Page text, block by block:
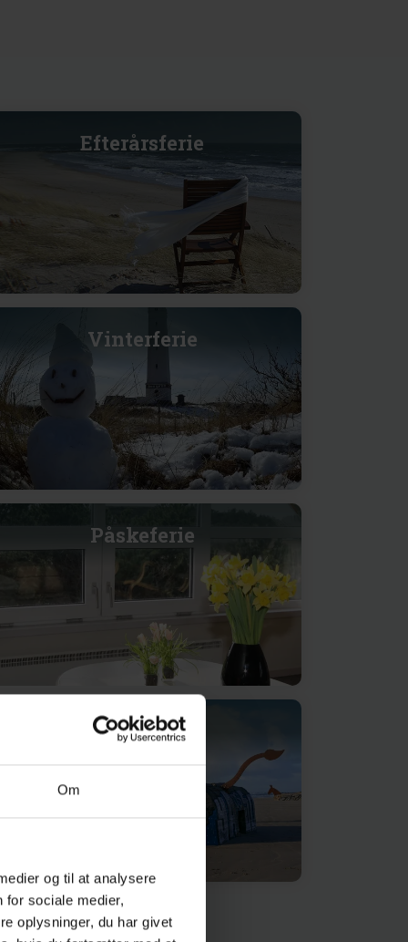
Om
og til at analysere
for sociale medier,
oplysninger, du har givet
Efterårsferie
Vinterferie
Påskeferie
Book 2027